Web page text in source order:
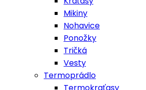
Mikiny
Nohavice
Ponožky
Tričká
Vesty
Termoprádlo